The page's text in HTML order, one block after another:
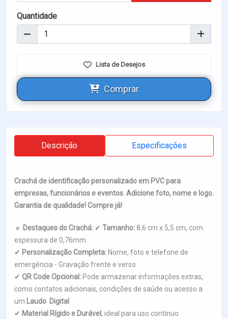
Quantidade
Lista de Desejos
Comprar
Descrição Especificações
Crachá de identificação personalizado em PVC para
empresas, funcionários e eventos. Adicione foto, nome e logo.
Garantia de qualidade! Compre já!
🔹 Destaques do Crachá: ✔ Tamanho: 8,6 cm x 5,5 cm, com
espessura de 0,76mm
✔ Personalização Completa: Nome, foto e telefone de
emergência - Gravação frente e verso
✔ QR Code Opcional: Pode armazenar informações extras,
como contatos adicionais, condições de saúde ou acesso a
um Laudo Digital
✔ Material Rígido e Durável, ideal para uso contínuo